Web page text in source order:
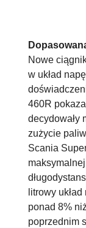
Nowe
w układ
460R
decydowały
zużycie
Scania
litrowy
ponad 8%
poprzednim